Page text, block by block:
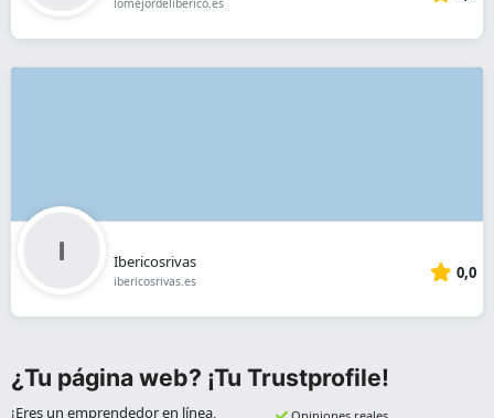
Ibericosrivas
ibericosrivas.es 0,0
¿Tu página web? ¡Tu Trustprofile!
¡Eres un emprendedor en línea,